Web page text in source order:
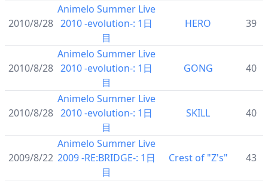
2010/8/28
Animelo Summer Live
2010 -evolution-: 1日
目
HERO 39
2010/8/28
Animelo Summer Live
2010 -evolution-: 1日
目
GONG 40
2010/8/28
Animelo Summer Live
2010 -evolution-: 1日
目
SKILL 40
2009/8/22
Animelo Summer Live
2009 -RE:BRIDGE-: 1日
目
Crest of "Z's" 43